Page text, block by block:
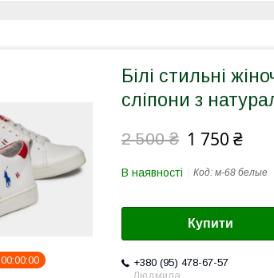
00 00 00
Білі стильні
сліпони з
2 500 ₴ 1 750 ₴
В наявності Код: м-68 белые
Купити
+380 (95) 478-67-57
Людмила